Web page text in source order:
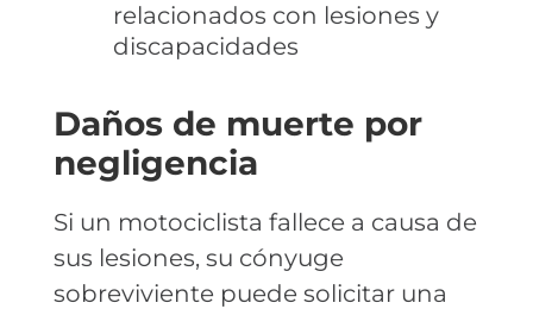
relacionados con lesiones y
discapacidades
Daños de muerte por
negligencia
Si un motociclista fallece a causa de
sus lesiones, su cónyuge
sobreviviente puede solicitar una